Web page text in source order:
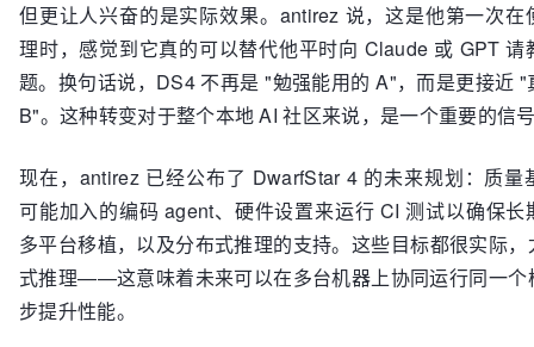
但更让人兴奋的是实际效果。antirez 说，这是他第一次在
理时，感觉到它真的可以替代他平时向 Claude 或 GPT 请
题。换句话说，DS4 不再是 "勉强能用的 A"，而是更接近 "
B"。这种转变对于整个本地 AI 社区来说，是一个重要的信
现在，antirez 已经公布了 DwarfStar 4 的未来规划：质量
可能加入的编码 agent、硬件设置来运行 CI 测试以确保长
多平台移植，以及分布式推理的支持。这些目标都很实际
式推理——这意味着未来可以在多台机器上协同运行同一个
步提升性能。